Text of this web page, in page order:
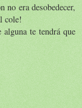
era desobedecer,
cole!
te tendrá que